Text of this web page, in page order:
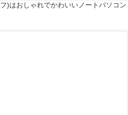
)はおしゃれでかわいいノートパソコン